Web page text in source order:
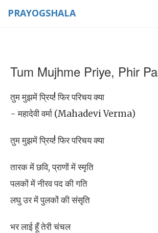
PRAYOGSHALA
Tum Mujhme Priye, Phir
तुम मुझमें प्रिय! फिर परिचय क्या
- महादेवी वर्मा (Mahadevi Verma)
तुम मुझमें प्रिय! फिर परिचय क्या
तारक में छवि, प्राणों में स्मृति
पलकों में नीरव पद की गति
लघु उर में पुलकों की संसृति
भर लाई हूँ तेरी चंचल